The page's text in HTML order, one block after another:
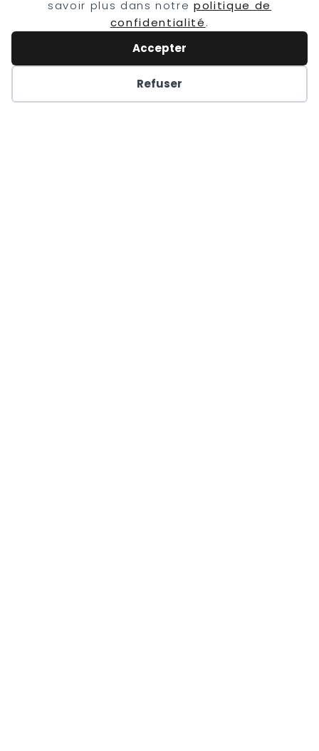
savoir plus dans notrepolitique de
confidentialité.
Accepter
Refuser